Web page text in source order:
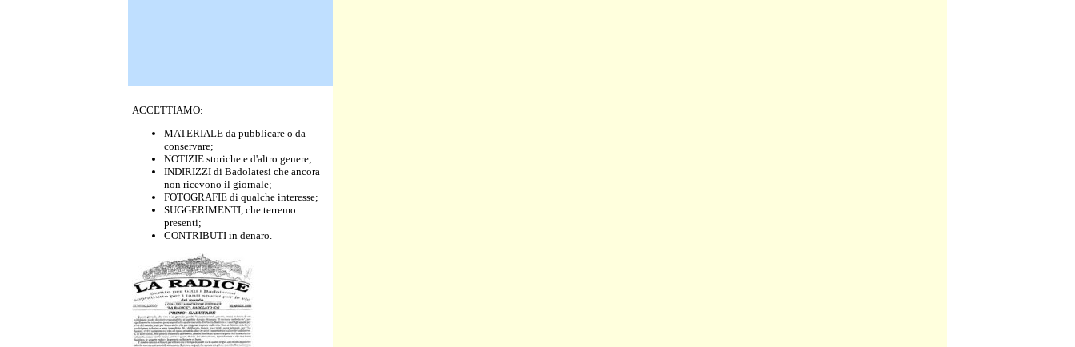
ACCETTIAMO:
MATERIALE da pubblicare o da
conservare;
NOTIZIE storiche e d'altro genere;
INDIRIZZI di Badolatesi che ancora
non ricevono il giornale;
FOTOGRAFIE di qualche interesse;
SUGGERIMENTI, che terremo
presenti;
CONTRIBUTI in denaro.